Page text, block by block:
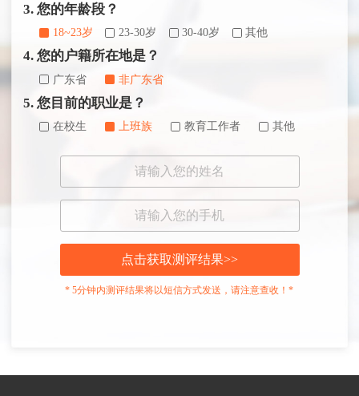
3. 您的年龄段？
18~23岁 23-30岁 30-40岁 其他
4. 您的户籍所在地是？
广东省 非广东省
5. 您目前的职业是？
在校生 上班族 教育工作者 其他
点击获取测评结果>>
* 5分钟内测评结果将以短信方式发送，请注意查收！*